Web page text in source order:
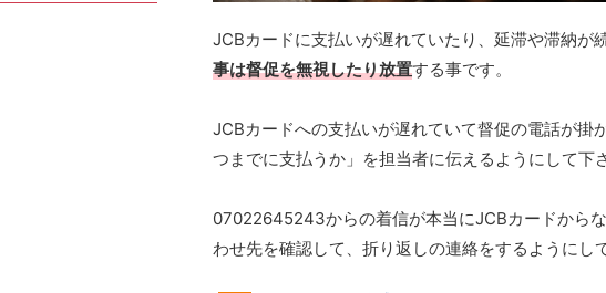
JCBカードに支払いが遅れていたり、延滞や滞納が
事は督促を無視したり放置する事です。
JCBカードへの支払いが遅れていて督促の電話が掛
つまでに支払うか」を担当者に伝えるようにして下さ
07022645243からの着信が本当にJCBカードから
わせ先を確認して、折り返しの連絡をするようにし